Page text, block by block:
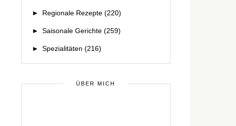
► Regionale Rezepte (220)
► Saisonale Gerichte (259)
► Spezialitäten (216)
ÜBER MICH